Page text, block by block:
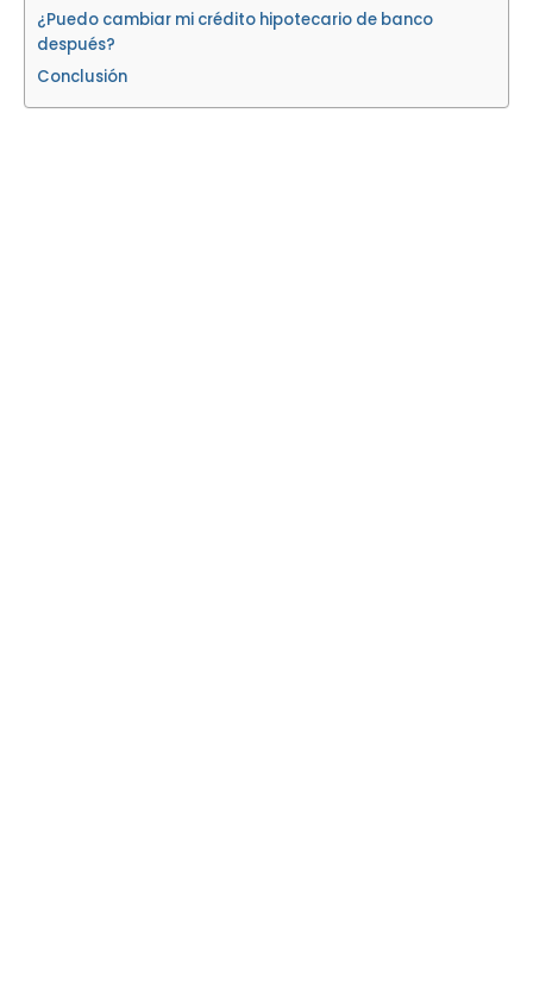
¿Puedo cambiar mi crédito hipotecario de banco
después?
Conclusión